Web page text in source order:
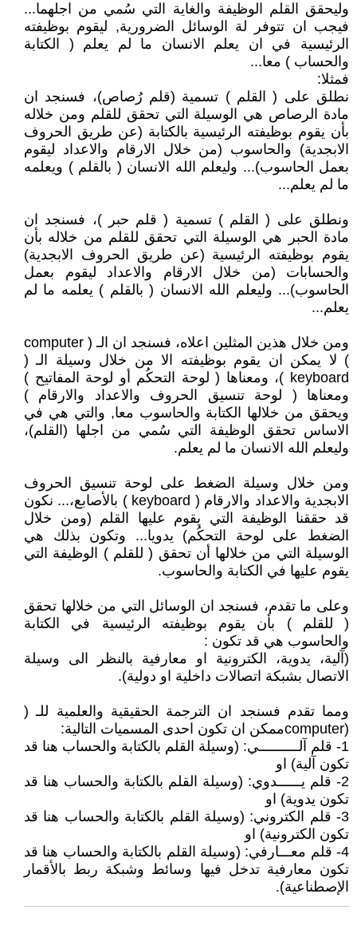
وليحقق القلم الوظيفة والغاية التي سُمي من اجلهما...
فيجب ان تتوفر لة الوسائل الضرورية, ليقوم بوظيفته
الرئيسية في ان يعلم الانسان ما لم يعلم ( الكتابة
والحساب ) معا...
فمثلا:
نطلق على ( القلم ) تسمية (قلم رُصاص)، فسنجد ان
مادة الرصاص هي الوسيلة التي تحقق للقلم ومن خلاله
بأن يقوم بوظيفته الرئيسية بالكتابة (عن طريق الحروف
الابجدية) والحاسوب (من خلال الارقام والاعداد ليقوم
بعمل الحاسوب)... وليعلم الله الانسان ( بالقلم ) ويعلمه
ما لم يعلم...
ونطلق على ( القلم ) تسمية ( قلم حبر )، فسنجد ان
مادة الحبر هي الوسيلة التي تحقق للقلم من خلاله بأن
يقوم بوظيفته الرئيسية (عن طريق الحروف الابجدية)
والحسابات (من خلال الارقام والاعداد ليقوم بعمل
الحاسوب)... وليعلم الله الانسان ( بالقلم ) يعلمه ما لم
يعلم...
ومن خلال هذين المثلين اعلاه، فسنجد ان الـ ( computer
) لا يمكن ان يقوم بوظيفته الا من خلال وسيلة الـ (
keyboard )، ومعناها ( لوحة التحكُم أو لوحة المفاتيح )
ومعناها ( لوحة تنسيق الحروف والاعداد والارقام )
ويحقق من خلالها الكتابة والحاسوب معا, والتي هي في
الاساس تحقق الوظيفة التي سُمي من اجلها (القلم)،
وليعلم الله الانسان ما لم يعلم.
ومن خلال وسيلة الضغط على لوحة تنسيق الحروف
الابجدية والاعداد والارقام ( keyboard ) بالأصابع،... نكون
قد حققنا الوظيفة التي يقوم عليها القلم (ومن خلال
الضغط على لوحة التحكُم) يدويا... وتكون بذلك هي
الوسيلة التي من خلالها أن تحقق ( للقلم ) الوظيفة التي
يقوم عليها في الكتابة والحاسوب.
وعلى ما تقدم، فسنجد ان الوسائل التي من خلالها تحقق
( للقلم ) بأن يقوم بوظيفته الرئيسية في الكتابة
والحاسوب هي قد تكون :
(آلية، يدوية، الكترونية او معارفية بالنظر الى وسيلة
الاتصال بشبكة اتصالات داخلية او دولية).
ومما تقدم فسنجد ان الترجمة الحقيقية والعلمية للـ (
(computerممكن ان تكون احدى المسميات التالية:
1- قلم آلــــــــــي: (وسيلة القلم بالكتابة والحساب هنا قد
تكون آلية) او
2- قلم يــــــدوي: (وسيلة القلم بالكتابة والحساب هنا قد
تكون يدوية) او
3- قلم الكتروني: (وسيلة القلم بالكتابة والحساب هنا قد
تكون الكترونية) او
4- قلم معـــارفي: (وسيلة القلم بالكتابة والحساب هنا قد
تكون معارفية تدخل فيها وسائط وشبكة ربط بالأقمار
الإصطناعية).